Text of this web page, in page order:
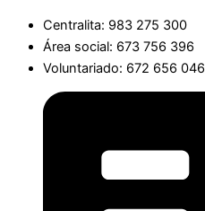
Centralita: 983 275 300
Área social: 673 756 396
Voluntariado: 672 656 046